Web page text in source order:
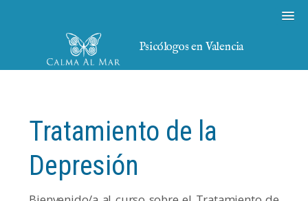
Psicólogos en Valencia
Tratamiento de la
Depresión